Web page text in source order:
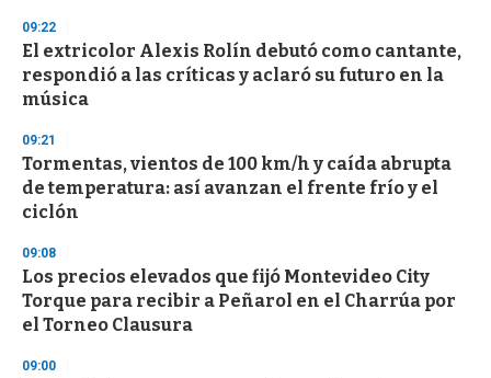
d
s
o
f
3
s
e
c
o
n
09:22
El extricolor Alexis Rolín debutó como cantante,
respondió a las críticas y aclaró su futuro en la
música
09:21
Tormentas, vientos de 100 km/h y caída abrupta
de temperatura: así avanzan el frente frío y el
ciclón
09:08
Los precios elevados que fijó Montevideo City
Torque para recibir a Peñarol en el Charrúa por
el Torneo Clausura
09:00